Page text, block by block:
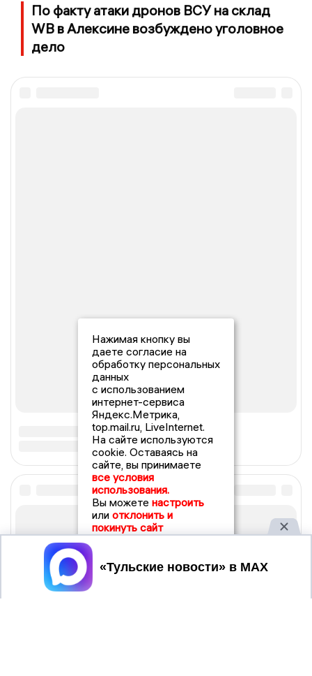
По факту атаки дронов ВСУ на склад
WB в Алексине возбуждено уголовное
дело
Нажимая кнопку вы
даете согласие на
обработку персональных
данных
с использованием
интернет-сервиса
Яндекс.Метрика,
top.mail.ru, LiveInternet.
На сайте используются
cookie. Оставаясь на
сайте, вы принимаете
все условия
использования.
Вы можете настроить
или отклонить и
покинуть сайт
Принять